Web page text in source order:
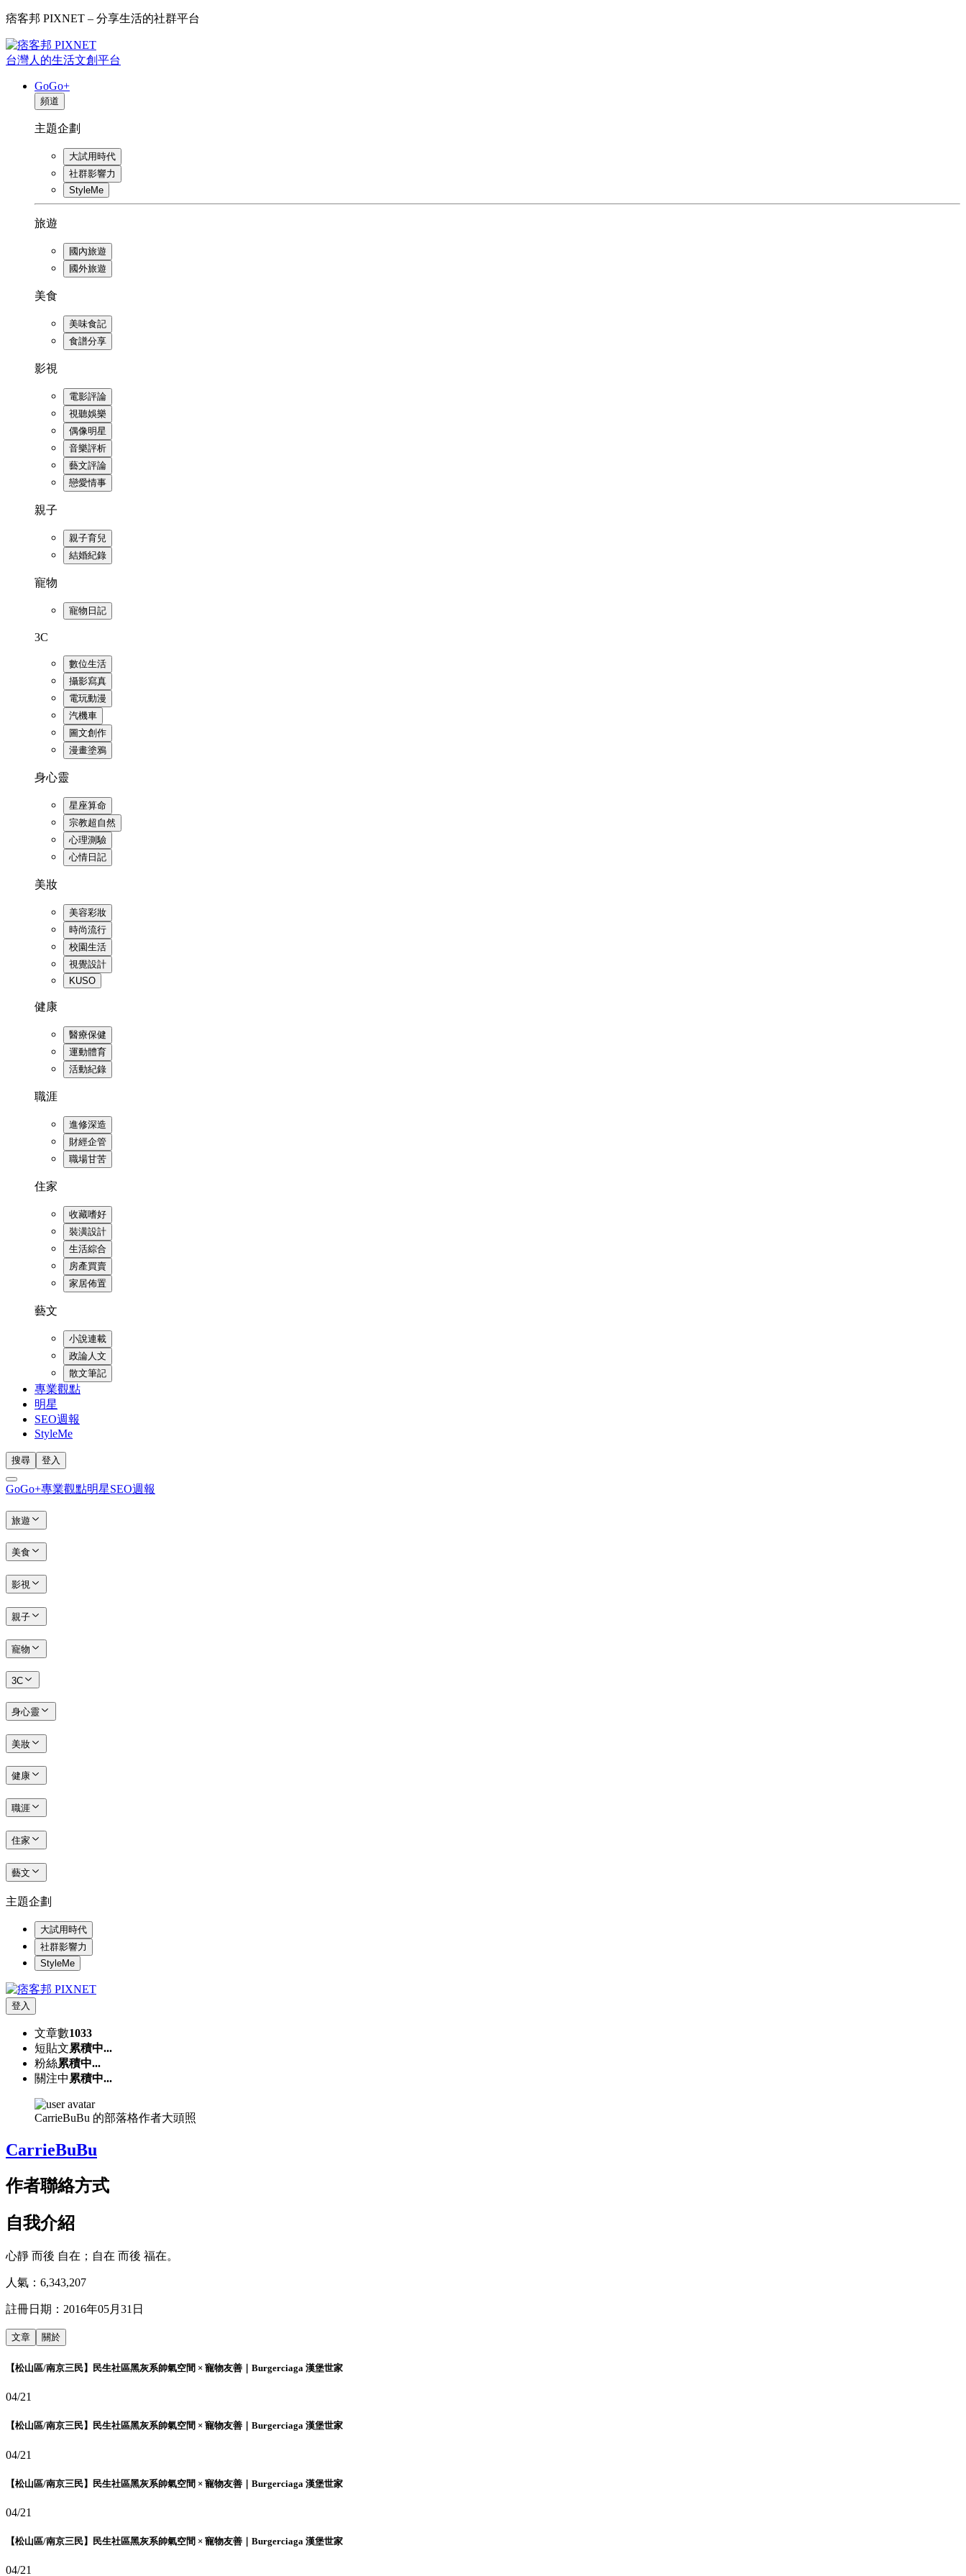
痞客邦 PIXNET – 分享生活的社群平台
台灣人的生活文創平台
GoGo+
頻道
主題企劃
大試用時代
社群影響力
StyleMe
旅遊
國內旅遊
國外旅遊
美食
美味食記
食譜分享
影視
電影評論
視聽娛樂
偶像明星
音樂評析
藝文評論
戀愛情事
親子
親子育兒
結婚紀錄
寵物
寵物日記
3C
數位生活
攝影寫真
電玩動漫
汽機車
圖文創作
漫畫塗鴉
身心靈
星座算命
宗教超自然
心理測驗
心情日記
美妝
美容彩妝
時尚流行
校園生活
視覺設計
KUSO
健康
醫療保健
運動體育
活動紀錄
職涯
進修深造
財經企管
職場甘苦
住家
收藏嗜好
裝潢設計
生活綜合
房產買賣
家居佈置
藝文
小說連載
政論人文
散文筆記
專業觀點
明星
SEO週報
StyleMe
搜尋 登入
GoGo+專業觀點明星SEO週報
旅遊
美食
影視
親子
寵物
3C
身心靈
美妝
健康
職涯
住家
藝文
主題企劃
大試用時代
社群影響力
StyleMe
登入
文章數1033
短貼文累積中...
粉絲累積中...
關注中 累積中...
CarrieBuBu 的部落格作者大頭照
CarrieBuBu
作者聯絡方式
自我介紹
心靜 而後 自在；自在 而後 福在。
人氣： 6,343,207
註冊日期： 2016年05月31日
文章 關於
【松山區/南京三民】民生社區黑灰系帥氣空間 × 寵物友善｜Burgerciaga 漢堡世家
04/21
【松山區/南京三民】民生社區黑灰系帥氣空間 × 寵物友善｜Burgerciaga 漢堡世家
04/21
【松山區/南京三民】民生社區黑灰系帥氣空間 × 寵物友善｜Burgerciaga 漢堡世家
04/21
【松山區/南京三民】民生社區黑灰系帥氣空間 × 寵物友善｜Burgerciaga 漢堡世家
04/21